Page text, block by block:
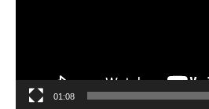
01:08